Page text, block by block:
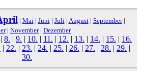
| Mai| Juni| Juli| August| September|
| November| Dezember
8. 9. 10. 11. 12. 13. 14. 15.
16.
22. 23. 24. 25. 26. 27. 28. 29.
30.